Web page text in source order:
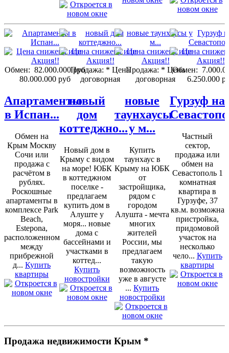
Обмен: 82.000.000 руб
80.000.000 руб
Апартаменты
в Испан...
Обмен на
Крым Москву
Сочи или
продажа с
расчётом в
рублях.
Роскошные
апартаменты в
комплексе Park
Beach,
Estepona,
расположенном
между
прибрежной
д... Купить
квартиры
Продажа: * Цена
договорная
новый
дом
коттеджно...
Новый дом в
Крыму с видом
на море! ЮБК
в коттеджном
поселке -
предлагаем
купить дом в
Алуште у
моря... новые
дома с
бассейнами и
участками в
коттед...
Купить
новостройки
Продажа: * Цена
договорная
новые
таунхаусы
у м...
Купить
таунхаус в
Крыму на ЮБК
от
застройщика,
рядом с
городом
Алушта - мечта
многих
жителей
России, мы
предлагаем
такую
возможность
уже в августе
... Купить
новостройки
Обмен:
6.250.000
Гурзуф на
Частный
сектор,
продажа или
обмен на
Севастополь 1
комнатная
квартира в
Гурзуфе, 37
кв.м. возможна
пристройка,
придомовой
участок на
несколько
чело... Купить
квартиры
Продажа недвижимости Крым *